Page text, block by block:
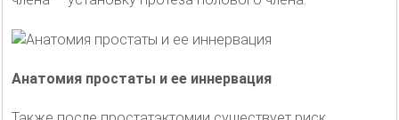
Анатомия простаты и ее иннервация